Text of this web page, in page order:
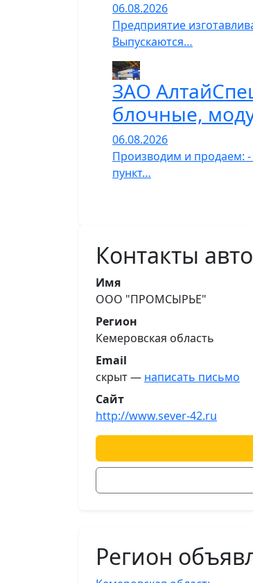
06.08.2026
Предприятие
Выпускаются…
ЗАО
блочные,
06.08.2026
Производим и продаем: -
пункт…
Контакты
Имя
ООО "ПРОМСЫРЬЕ"
Регион
Кемеровская область
Email
скрыт — написать письмо
Сайт
http://www.sever-42.ru
Регион